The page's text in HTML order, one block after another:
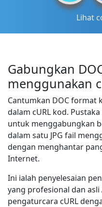
Lihat
Gabungkan
menggunakan
Cantumkan DOC format
dalam cURL kod.
untuk menggabungkan
dalam satu JPG fail
dengan menghantar
Internet.
Ini ialah penyelesaian
yang profesional dan
pengaturcara cURL